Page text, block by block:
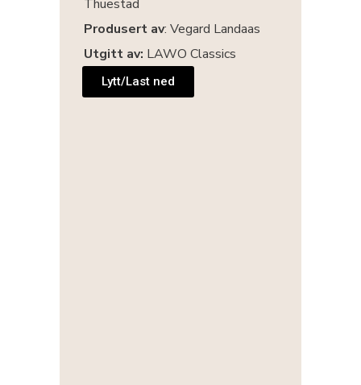
Thuestad
Produsert av: Vegard Landaas
Utgitt av: LAWO Classics
Lytt/Last ned